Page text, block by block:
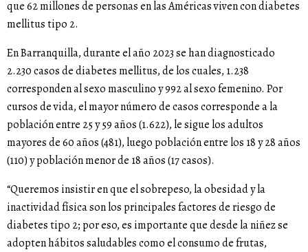
que 62 millones de personas en las Américas viven con diabetes
mellitus tipo 2.
En Barranquilla, durante el año 2023 se han diagnosticado
2.230 casos de diabetes mellitus, de los cuales, 1.238
corresponden al sexo masculino y 992 al sexo femenino. Por
cursos de vida, el mayor número de casos corresponde a la
población entre 25 y 59 años (1.622), le sigue los adultos
mayores de 60 años (481), luego población entre los 18 y 28 años
(110) y población menor de 18 años (17 casos).
“Queremos insistir en que el sobrepeso, la obesidad y la
inactividad física son los principales factores de riesgo de
diabetes tipo 2; por eso, es importante que desde la niñez se
adopten hábitos saludables como el consumo de frutas,